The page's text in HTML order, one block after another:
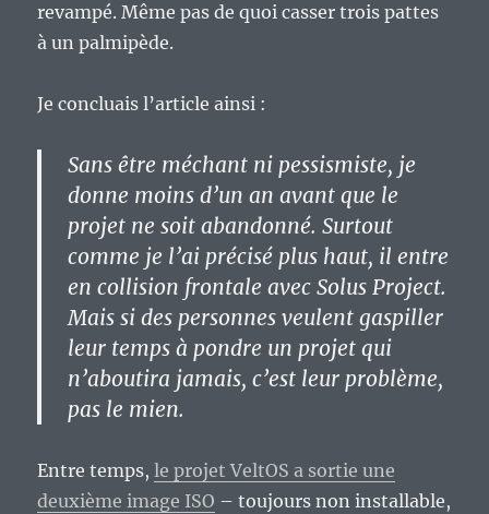
revampé. Même pas de quoi casser trois pattes
à un palmipède.
Je concluais l’article ainsi :
Sans être méchant ni pessismiste, je
donne moins d’un an avant que le
projet ne soit abandonné. Surtout
comme je l’ai précisé plus haut, il entre
en collision frontale avec Solus Project.
Mais si des personnes veulent gaspiller
leur temps à pondre un projet qui
n’aboutira jamais, c’est leur problème,
pas le mien.
Entre temps,le projet VeltOS a sortie une
deuxième image ISO – toujours non installable,